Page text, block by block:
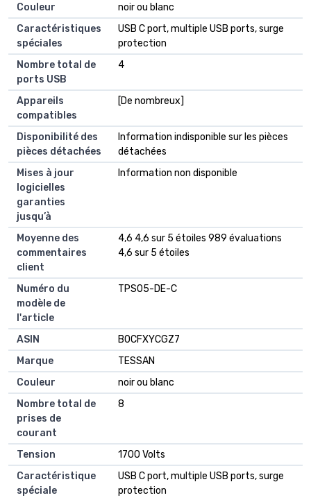
Couleur
‎noir ou blanc
Caractéristiques
spéciales
‎USB C port, multiple USB ports, surge
protection
Nombre total de
ports USB
‎4
Appareils
compatibles
‎[De nombreux]
Disponibilité des
pièces détachées
‎Information indisponible sur les pièces
détachées
Mises à jour
logicielles
garanties
jusqu’à
‎Information non disponible
Moyenne des
commentaires
client
4,6 4,6 sur 5 étoiles 989 évaluations
4,6 sur 5 étoiles
Numéro du
modèle de
l'article
TPS05-DE-C
ASIN
B0CFXYCGZ7
Marque
TESSAN
Couleur
noir ou blanc
Nombre total de
prises de
courant
8
Tension
1700 Volts
Caractéristique
spéciale
USB C port, multiple USB ports, surge
protection